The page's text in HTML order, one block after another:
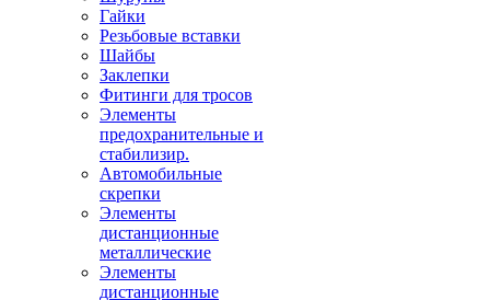
Гайки
Резьбовые вставки
Шайбы
Заклепки
Фитинги для тросов
Элементы
предохранительные и
стабилизир.
Автомобильные
скрепки
Элементы
дистанционные
металлические
Элементы
дистанционные